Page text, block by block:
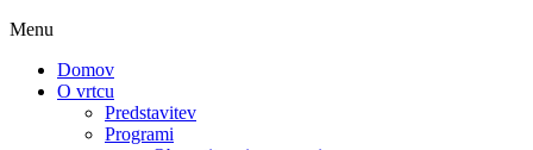
Menu
Domov
O vrtcu
Predstavitev
Programi